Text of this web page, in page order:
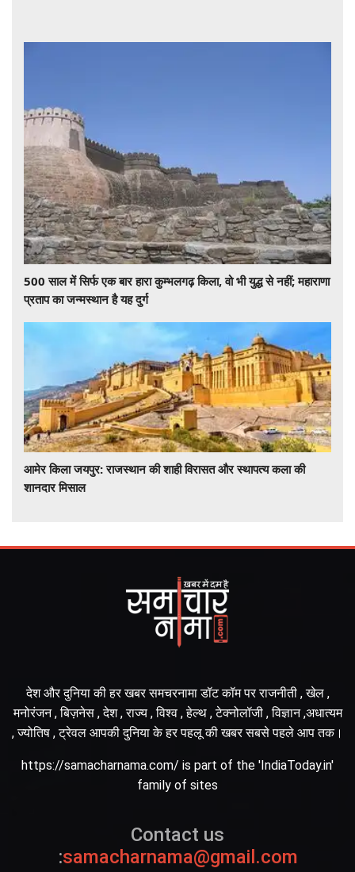
500 साल में सिर्फ एक बार हारा कुम्भलगढ़ किला, वो भी युद्ध से नहीं; महाराणा
प्रताप का जन्मस्थान है यह दुर्ग
आमेर किला जयपुर: राजस्थान की शाही विरासत और स्थापत्य कला की
शानदार मिसाल
देश और दुनिया की हर खबर समचरनामा डॉट कॉम पर राजनीती , खेल ,
मनोरंजन , बिज़नेस , देश , राज्य , विश्व , हेल्थ , टेक्नोलॉजी , विज्ञान ,अधात्यम
, ज्योतिष , ट्रेवल आपकी दुनिया के हर पहलू की खबर सबसे पहले आप तक।
https://samacharnama.com/ is part of the 'IndiaToday.in'
family of sites
Contact us
:samacharnama@gmail.com